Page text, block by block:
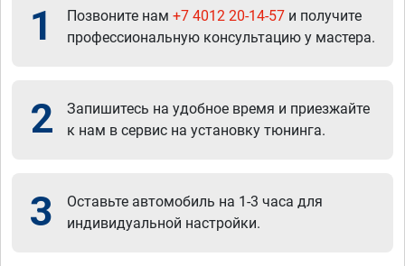
1 Позвоните нам +7 4012 20-14-57 и получите
профессиональную консультацию у мастера.
2
Запишитесь на удобное время и приезжайте
к нам в сервис на установку тюнинга.
3
Оставьте автомобиль на 1-3 часа для
индивидуальной настройки.